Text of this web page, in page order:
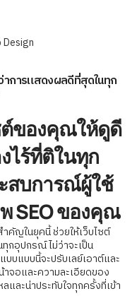
Design
าการแสดงผลดีที่สุดในทุก
ต์ของคุณให้ดูดี
ไร้ที่ติในทุก
สบการณ์ผู้ใช้
SEO ของคุณ
ำคัญในยุคนี้ ช่วยให้เว็บไซต์
กอุปกรณ์ ไม่ว่าจะเป็น
บแบบนี้จะปรับเลย์เอาต์และ
าจอและความละเอียดของ
และน่าประทับใจทุกครั้งที่เข้า